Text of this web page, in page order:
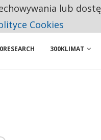
300KLIMAT
lub
Cookies